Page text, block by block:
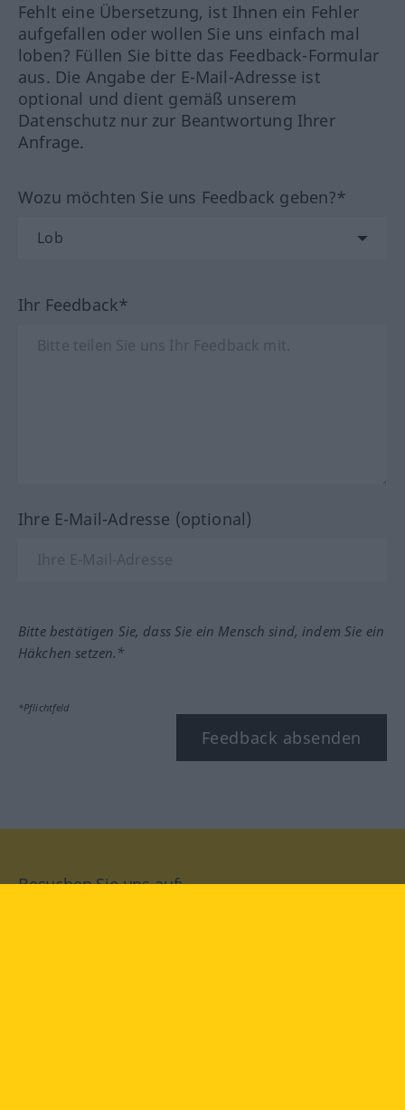
Fehlt eine Übersetzung, ist Ihnen ein Fehler
aufgefallen oder wollen Sie uns einfach mal
loben? Füllen Sie bitte das Feedback-Formular
aus. Die Angabe der E-Mail-Adresse ist
optional und dient gemäß unserem
Datenschutz nur zur Beantwortung Ihrer
Anfrage.
Wozu möchten Sie uns Feedback geben?*
Ihr Feedback*
Ihre E-Mail-Adresse (optional)
Bitte bestätigen Sie, dass Sie ein Mensch sind, indem Sie ein
Häkchen setzen.*
*Pflichtfeld
Feedback absenden
Besuchen Sie uns auf: